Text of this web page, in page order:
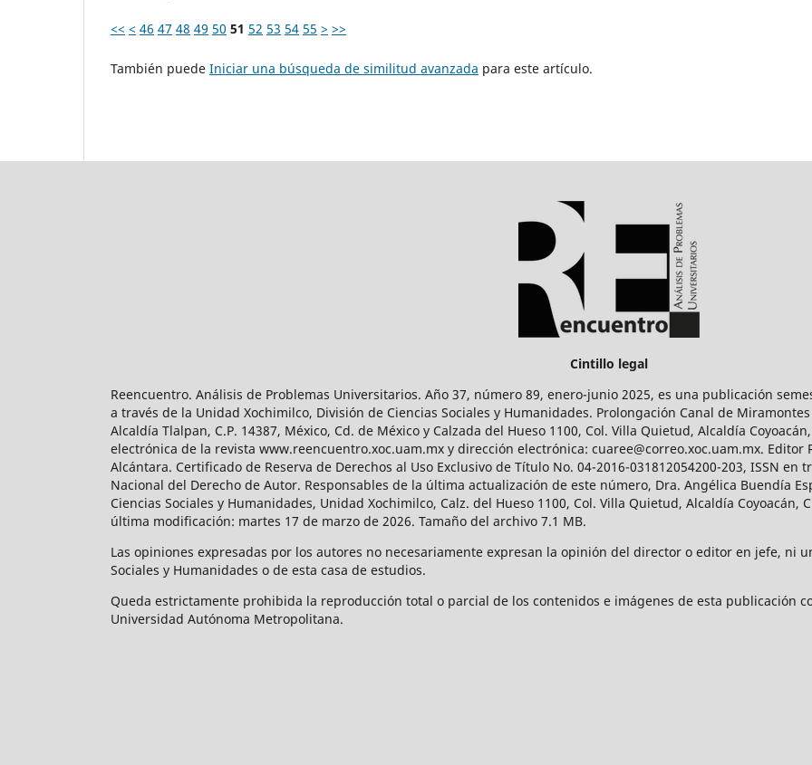
<< < 46 47 48 49 50 51 52 53 54 55 > >>
También puede Iniciar una búsqueda de similitud avanzada para este artículo.
Cintillo legal
Reencuentro. Análisis de Problemas Universitarios. Año 37, número 89, enero-junio 2025, es una publicación
a través de la Unidad Xochimilco, División de Ciencias Sociales y Humanidades. Prolongación Canal de Miramontes
Alcaldía Tlalpan, C.P. 14387, México, Cd. de México y Calzada del Hueso 1100, Col. Villa Quietud, Alcaldía
electrónica de la revista www.reencuentro.xoc.uam.mx y dirección electrónica: cuaree@correo.xoc.uam.mx. Editor
Alcántara. Certificado de Reserva de Derechos al Uso Exclusivo de Título No. 04-2016-031812054200-203, ISSN
Nacional del Derecho de Autor. Responsables de la última actualización de este número, Dra. Angélica Buendía
Ciencias Sociales y Humanidades, Unidad Xochimilco, Calz. del Hueso 1100, Col. Villa Quietud, Alcaldía Coyoacán,
última modificación: martes 17 de marzo de 2026. Tamaño del archivo 7.1 MB.
Las opiniones expresadas por los autores no necesariamente expresan la opinión del director o editor en jefe, ni
Sociales y Humanidades o de esta casa de estudios.
Queda estrictamente prohibida la reproducción total o parcial de los contenidos e imágenes de esta publicación
Universidad Autónoma Metropolitana.